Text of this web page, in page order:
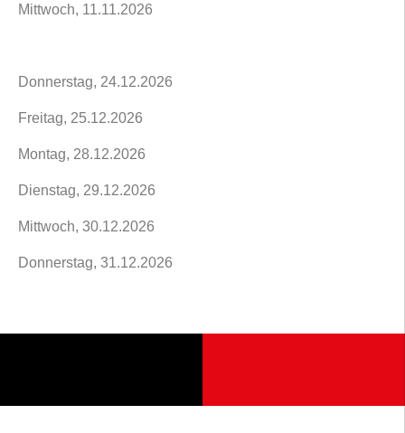
Mittwoch, 11.11.2026
Donnerstag, 24.12.2026
Freitag, 25.12.2026
Montag, 28.12.2026
Dienstag, 29.12.2026
Mittwoch, 30.12.2026
Donnerstag, 31.12.2026